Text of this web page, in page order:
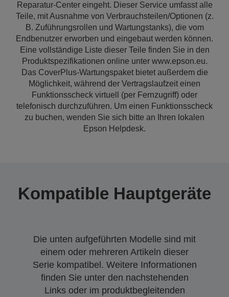
Reparatur-Center eingeht. Dieser Service umfasst alle
Teile, mit Ausnahme von Verbrauchsteilen/Optionen (z.
B. Zuführungsrollen und Wartungstanks), die vom
Endbenutzer erworben und eingebaut werden können.
Eine vollständige Liste dieser Teile finden Sie in den
Produktspezifikationen online unter www.epson.eu.
Das CoverPlus-Wartungspaket bietet außerdem die
Möglichkeit, während der Vertragslaufzeit einen
Funktionsscheck virtuell (per Fernzugriff) oder
telefonisch durchzuführen. Um einen Funktionsscheck
zu buchen, wenden Sie sich bitte an Ihren lokalen
Epson Helpdesk.
Kompatible Hauptgeräte
Die unten aufgeführten Modelle sind mit
einem oder mehreren Artikeln dieser
Serie kompatibel. Weitere Informationen
finden Sie unter den nachstehenden
Links oder im produktbegleitenden